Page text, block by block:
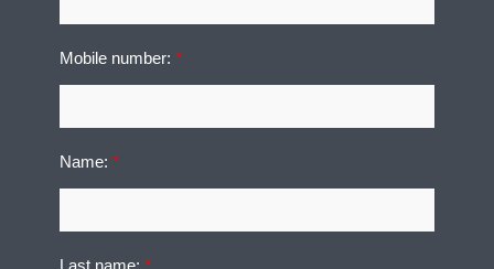
Mobile number:*
Name:*
Last name:*